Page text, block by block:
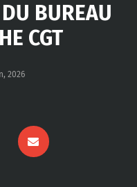
BUREAU
CGT
2026